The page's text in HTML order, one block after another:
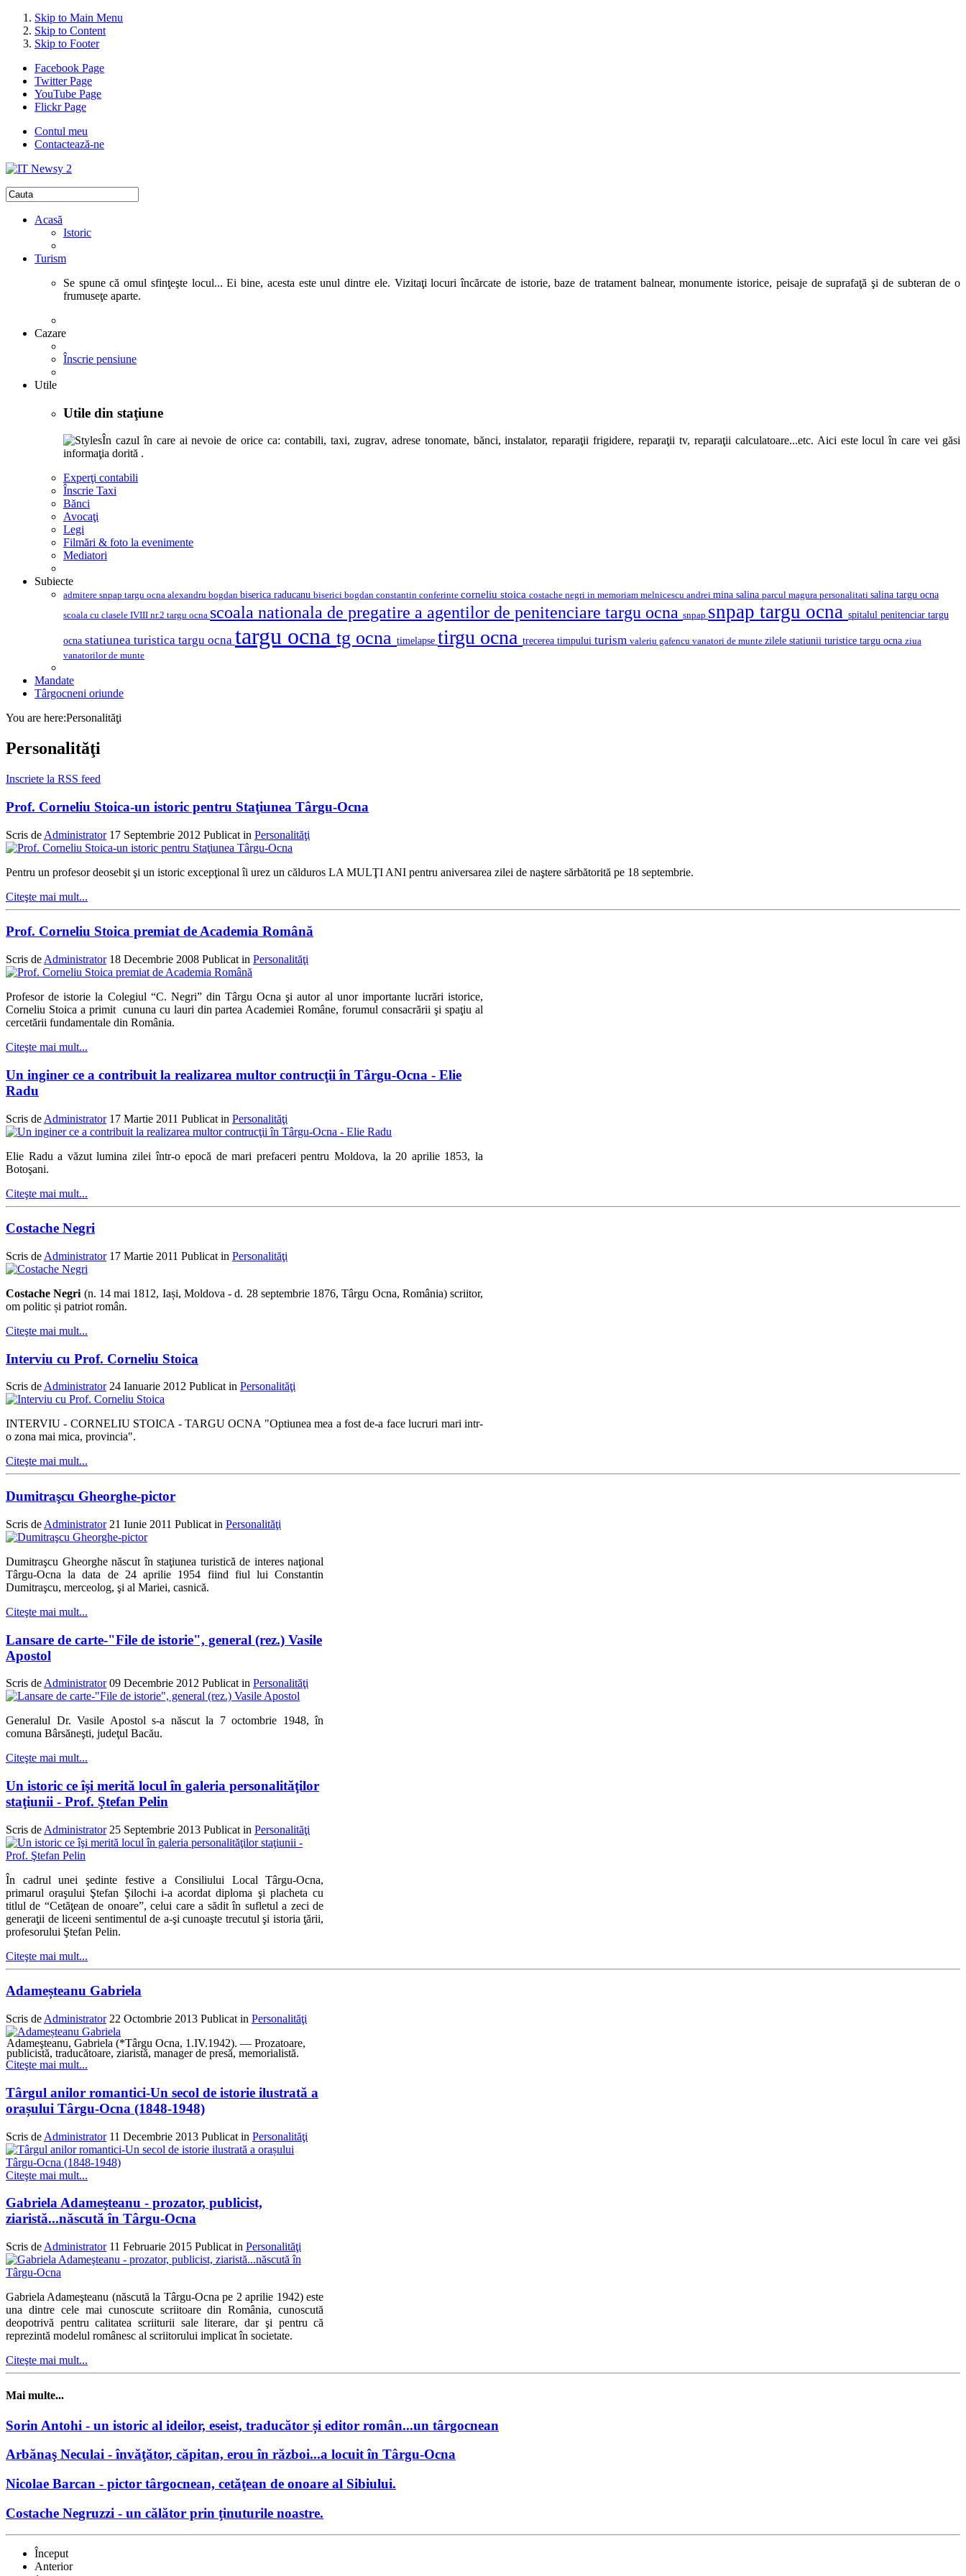
Skip to Main Menu
Skip to Content
Skip to Footer
Facebook Page
Twitter Page
YouTube Page
Flickr Page
Contul meu
Contactează-ne
Acasă
Istoric
Turism
Se spune că omul sfinţeşte locul... Ei bine, acesta este unul dintre ele. Vizitaţi locuri încărcate de istorie, baze de tratament balnear, monumente istorice, peisaje de suprafaţă şi de subteran de o
frumuseţe aparte.
Cazare
Înscrie pensiune
Utile
Utile din staţiune
În cazul în care ai nevoie de orice ca: contabili, taxi, zugrav, adrese tonomate, bănci, instalator, reparaţii frigidere, reparaţii tv, reparaţii calculatoare...etc. Aici este locul în care vei găsi
informaţia dorită .
Experţi contabili
Înscrie Taxi
Bănci
Avocaţi
Legi
Filmări & foto la evenimente
Mediatori
Subiecte
admitere snpap targu ocna alexandru bogdan biserica raducanu biserici bogdan constantin conferinte corneliu stoica costache negri in memoriam melnicescu andrei mina salina parcul magura personalitati salina targu ocna
scoala cu clasele IVIII nr.2 targu ocna scoala nationala de pregatire a agentilor de penitenciare targu ocna snpap snpap targu ocna spitalul penitenciar targu
ocna statiunea turistica targu ocna targu ocna tg ocna timelapse tirgu ocna trecerea timpului turism valeriu gafencu vanatori de munte zilele statiunii turistice targu ocna ziua
vanatorilor de munte
Mandate
Târgocneni oriunde
You are here:Personalităţi
Personalităţi
Inscriete la RSS feed
Prof. Corneliu Stoica-un istoric pentru Staţiunea Târgu-Ocna
Scris de Administrator 17 Septembrie 2012 Publicat in Personalităţi
Pentru un profesor deosebit şi un istoric excepţional îi urez un călduros LA MULŢI ANI pentru aniversarea zilei de naştere sărbătorită pe 18 septembrie.
Citeşte mai mult...
Prof. Corneliu Stoica premiat de Academia Română
Scris de Administrator 18 Decembrie 2008 Publicat in Personalităţi
Profesor de istorie la Colegiul “C. Negri” din Târgu Ocna şi autor al unor importante lucrări istorice,
Corneliu Stoica a primit cununa cu lauri din partea Academiei Române, forumul consacrării şi spaţiu al
cercetării fundamentale din România.
Citeşte mai mult...
Un inginer ce a contribuit la realizarea multor contrucţii în Târgu-Ocna - Elie
Radu
Scris de Administrator 17 Martie 2011 Publicat in Personalităţi
Elie Radu a văzut lumina zilei într-o epocă de mari prefaceri pentru Moldova, la 20 aprilie 1853, la
Botoşani.
Citeşte mai mult...
Costache Negri
Scris de Administrator 17 Martie 2011 Publicat in Personalităţi
Costache Negri (n. 14 mai 1812, Iași, Moldova - d. 28 septembrie 1876, Târgu Ocna, România) scriitor,
om politic și patriot român.
Citeşte mai mult...
Interviu cu Prof. Corneliu Stoica
Scris deAdministrator 24 Ianuarie 2012 Publicat in Personalităţi
INTERVIU - CORNELIU STOICA - TARGU OCNA "Optiunea mea a fost de-a face lucruri mari intr-
o zona mai mica, provincia".
Citeşte mai mult...
Dumitraşcu Gheorghe-pictor
Scris de Administrator 21 Iunie 2011 Publicat in Personalităţi
Dumitraşcu Gheorghe născut în staţiunea turistică de interes naţional
Târgu-Ocna la data de 24 aprilie 1954 fiind fiul lui Constantin
Dumitraşcu, merceolog, şi al Mariei, casnică.
Citeşte mai mult...
Lansare de carte-"File de istorie", general (rez.) Vasile
Apostol
Scris de Administrator 09 Decembrie 2012 Publicat in Personalităţi
Generalul Dr. Vasile Apostol s-a născut la 7 octombrie 1948, în
comuna Bârsăneşti, judeţul Bacău.
Citeşte mai mult...
Un istoric ce îşi merită locul în galeria personalităţilor
staţiunii - Prof. Ştefan Pelin
Scris de Administrator 25 Septembrie 2013 Publicat in Personalităţi
În cadrul unei şedinte festive a Consiliului Local Târgu-Ocna,
primarul oraşului Ştefan Şilochi i-a acordat diploma şi placheta cu
titlul de “Cetăţean de onoare”, celui care a sădit în sufletul a zeci de
generaţii de liceeni sentimentul de a-şi cunoaşte trecutul şi istoria ţării,
profesorului Ştefan Pelin.
Citeşte mai mult...
Adameșteanu Gabriela
Scris de Administrator 22 Octombrie 2013 Publicat in Personalităţi
Adameşteanu,Gabriela(*Târgu Ocna, 1.IV.1942). — Prozatoare,
publicistă, traducătoare, ziaristă,manager de presă, memorialistă.
Citeşte mai mult...
Târgul anilor romantici-Un secol de istorie ilustrată a
orașului Târgu-Ocna (1848-1948)
Scris de Administrator 11 Decembrie 2013 Publicat in Personalităţi
Citeşte mai mult...
Gabriela Adameşteanu - prozator, publicist,
ziaristă...născută în Târgu-Ocna
Scris de Administrator 11 Februarie 2015 Publicat in Personalităţi
Gabriela Adameşteanu (născută la Târgu-Ocna pe 2 aprilie 1942) este
una dintre cele mai cunoscute scriitoare din România, cunoscută
deopotrivă pentru calitatea scriiturii sale literare, dar şi pentru că
reprezintă modelul românesc al scriitorului implicat în societate.
Citeşte mai mult...
Mai multe...
Sorin Antohi - un istoric al ideilor, eseist, traducător și editor român...un târgocnean
Arbănaş Neculai - învăţător, căpitan, erou în război...a locuit în Târgu-Ocna
Nicolae Barcan - pictor târgocnean, cetăţean de onoare al Sibiului.
Costache Negruzzi - un călător prin ţinuturile noastre.
Început
Anterior